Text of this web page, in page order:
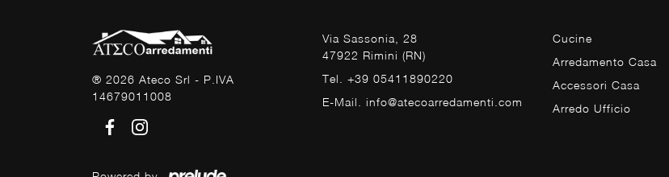
® 2026 Ateco Srl - P.IVA
14679011008
Via Sassonia, 28
47922 Rimini (RN)
Tel. +39 05411890220
E-Mail. info@atecoarredamenti.com
Cucine
Arredamento Casa
Accessori Casa
Arredo Ufficio